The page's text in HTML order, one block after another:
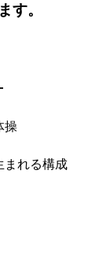
す。
操
れる構成